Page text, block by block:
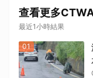
查看更多
最近1小時結果
01